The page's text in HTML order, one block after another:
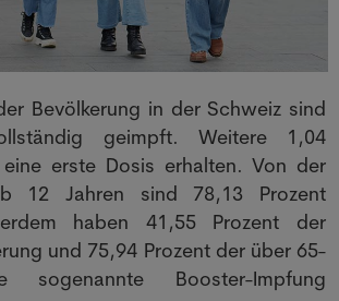
Bevölkerung in der Schweiz sind
geimpft. Weitere 1,04
eine erste Dosis erhalten. Von der
12 Jahren sind 78,13 Prozent
haben 41,55 Prozent der
und 75,94 Prozent der über 65-
sogenannte Booster-Impfung